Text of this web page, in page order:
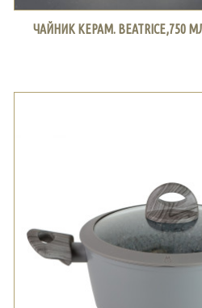
ЧАЙНИК КЕРАМ. BEATRICE,750